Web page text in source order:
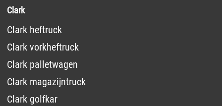
Clark
Clark heftruck
Clark vorkheftruck
Clark palletwagen
Clark magazijntruck
Clark golfkar